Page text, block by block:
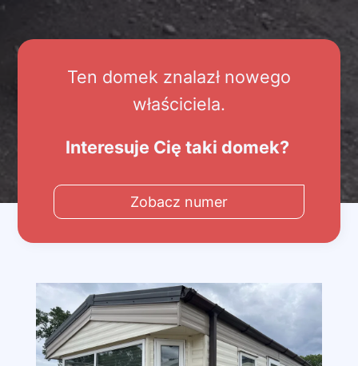
Ten domek znalazł nowego
właściciela.
Interesuje Cię taki domek?
Zobacz numer